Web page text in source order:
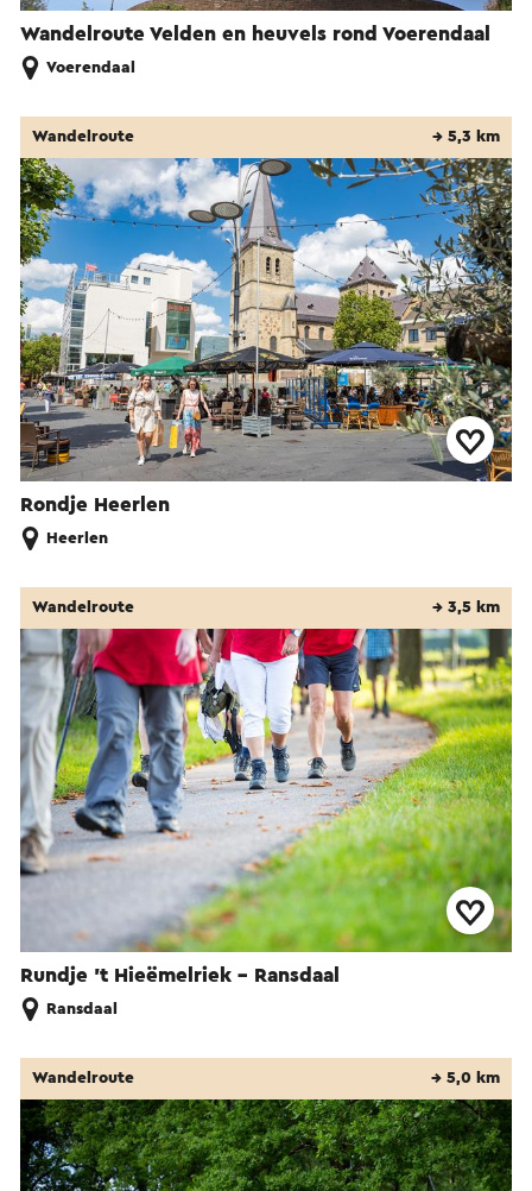
Wandelroute Velden en heuvels rond Voerendaal
Voerendaal
Rondje Heerlen
Wandelroute → 5,3 km
Heerlen
Rundje ’t Hieëmelriek - Ransdaal
Wandelroute → 3,5 km
Ransdaal
Wandelroute → 5,0 km